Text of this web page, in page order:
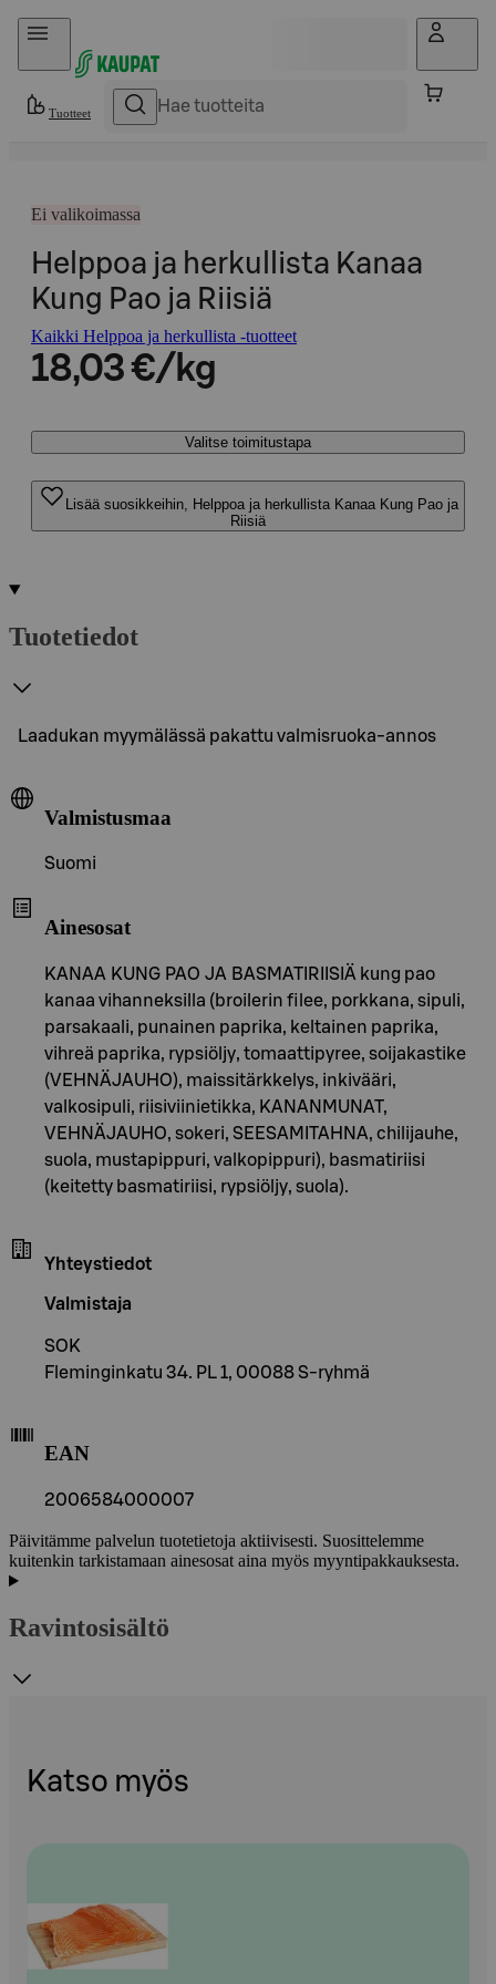
Hyppää sisältöön
Tuotteet
Ei valikoimassa
Helppoa ja herkullista Kanaa
Kung Pao ja Riisiä
Kaikki Helppoa ja herkullista -tuotteet
18,03 €/kg
Valitse toimitustapa
Lisää suosikkeihin, Helppoa ja herkullista Kanaa Kung Pao ja
Riisiä
Tuotetiedot
Laadukan myymälässä pakattu valmisruoka-annos
Valmistusmaa
Suomi
Ainesosat
KANAA KUNG PAO JA BASMATIRIISIÄ kung pao
kanaa vihanneksilla (broilerin filee, porkkana, sipuli,
parsakaali, punainen paprika, keltainen paprika,
vihreä paprika, rypsiöljy, tomaattipyree, soijakastike
(VEHNÄJAUHO), maissitärkkelys, inkivääri,
valkosipuli, riisiviinietikka, KANANMUNAT,
VEHNÄJAUHO, sokeri, SEESAMITAHNA, chilijauhe,
suola, mustapippuri, valkopippuri), basmatiriisi
(keitetty basmatiriisi, rypsiöljy, suola).
Yhteystiedot
Valmistaja
SOK
Fleminginkatu 34. PL 1, 00088 S-ryhmä
EAN
2006584000007
Päivitämme palvelun tuotetietoja aktiivisesti. Suosittelemme
kuitenkin tarkistamaan ainesosat aina myös myyntipakkauksesta.
Ravintosisältö
Katso myös